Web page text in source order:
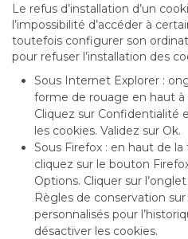
Le refus d’installation d’un
l’impossibilité d’accéder à
toutefois configurer son
pour refuser l’installation des
Sous Internet Explorer :
forme de rouage en haut
Cliquez sur Confidentialité
les cookies. Validez sur Ok.
Sous Firefox : en haut de
cliquez sur le bouton
Options. Cliquer sur
Règles de conservation
personnalisés pour
désactiver les cookies.